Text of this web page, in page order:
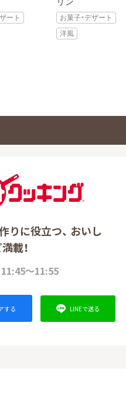
ート
お菓子・デザート
洋風
りに役立つ、 おいし
載！
～11:55
する LINEで送る